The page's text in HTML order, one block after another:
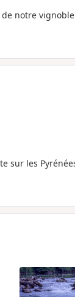
notre
sur les